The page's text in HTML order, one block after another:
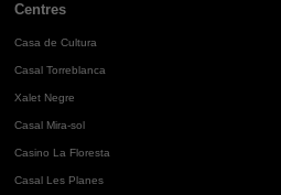
Centres
Casa de Cultura
Casal Torreblanca
Xalet Negre
Casal Mira-sol
Casino La Floresta
Casal Les Planes